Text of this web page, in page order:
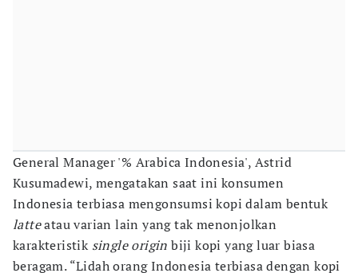
General Manager '% Arabica Indonesia', Astrid
Kusumadewi, mengatakan saat ini konsumen
Indonesia terbiasa mengonsumsi kopi dalam bentuk
latteatau varian lain yang tak menonjolkan
karakteristik single origin biji kopi yang luar biasa
beragam. “Lidah orang Indonesia terbiasa dengan kopi